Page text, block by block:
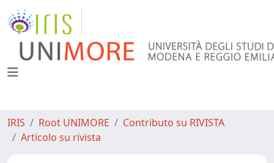
IRIS Root UNIMORE
Contributo su RIVISTA
Articolo su rivista